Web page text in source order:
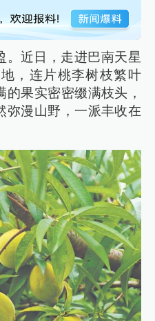
。近日，走进巴南天星
，连片桃李树枝繁叶
果实密密缀满枝头，
弥漫山野，一派丰收在